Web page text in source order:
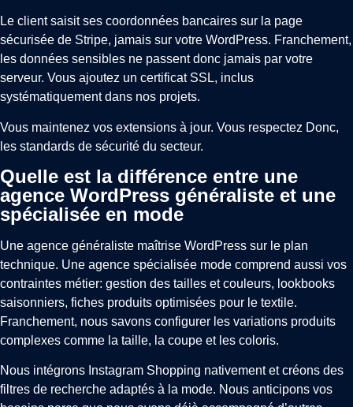
Le client saisit ses coordonnées bancaires sur la page
sécurisée de Stripe, jamais sur votre WordPress. Franchement,
les données sensibles ne passent donc jamais par votre
serveur. Vous ajoutez un certificat SSL, inclus
systématiquement dans nos projets.
Vous maintenez vos extensions à jour. Vous respectez Donc,
les standards de sécurité du secteur.
Quelle est la différence entre une
agence WordPress généraliste et une
spécialisée en mode
Une agence généraliste maîtrise WordPress sur le plan
technique. Une agence spécialisée mode comprend aussi vos
contraintes métier: gestion des tailles et couleurs, lookbooks
saisonniers, fiches produits optimisées pour le textile.
Franchement, nous savons configurer les variations produits
complexes comme la taille, la coupe et les coloris.
Nous intégrons Instagram Shopping nativement et créons des
filtres de recherche adaptés à la mode. Nous anticipons vos